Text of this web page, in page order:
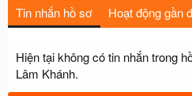
Tin nhắn hồ sơ Hoạt động gần
Hiện tại không có tin nhắn trong
Lâm Khánh.